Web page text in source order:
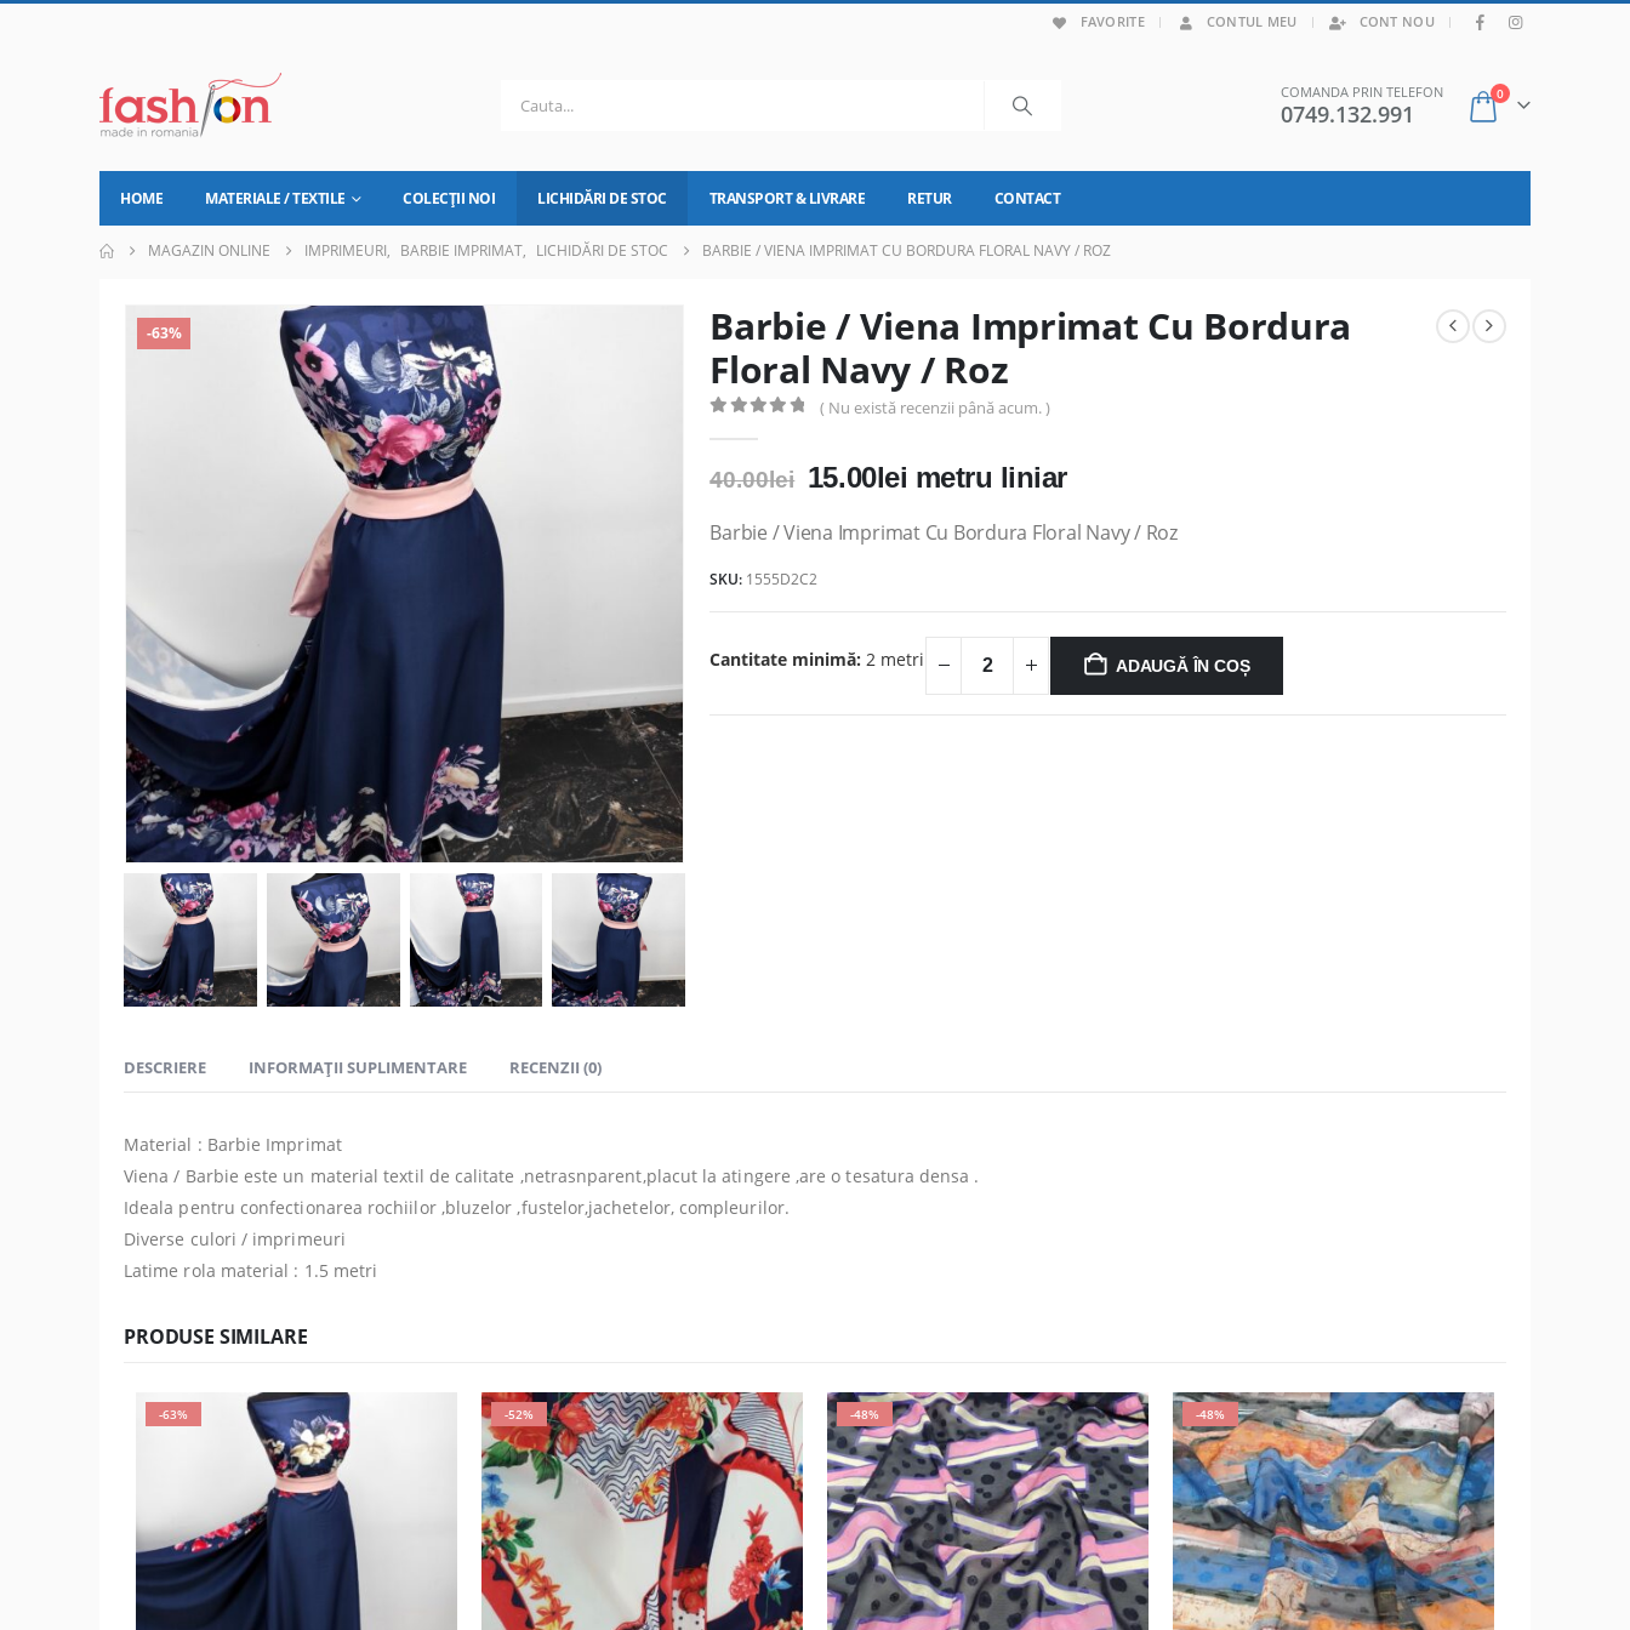
FAVORITE CONTUL MEU CONT NOU |
COMANDA PRIN TELEFON
0749.132.991
0
HOME MATERIALE / TEXTILE COLECȚII NOI LICHIDĂRI DE STOC TRANSPORT & LIVRARE RETUR CONTACT
MAGAZIN ONLINE IMPRIMEURI, BARBIE IMPRIMAT, LICHIDĂRI DE STOC BARBIE / VIENA IMPRIMAT CU BORDURA FLORAL NAVY / ROZ
-63%
Barbie / Viena Imprimat Cu Bordura
Floral Navy / Roz
( Nu există recenzii până acum. )
40.00lei Prețul
a
40.00lei.
15.00lei Prețul
este:
metru liniar
Barbie / Viena Imprimat Cu Bordura Floral Navy / Roz
SKU: 1555D2C2
Cantitate minimă: 2 metri ADAUGĂ ÎN COȘ
DESCRIERE INFORMAȚII SUPLIMENTARE RECENZII (0)
Material : Barbie Imprimat
Viena / Barbie este un material textil de calitate ,netrasnparent,placut la atingere ,are o tesatura densa .
Ideala pentru confectionarea rochiilor ,bluzelor ,fustelor,jachetelor, compleurilor.
Diverse culori / imprimeuri
Latime rola material : 1.5 metri
PRODUSE SIMILARE
-63% -52% -48% -48%